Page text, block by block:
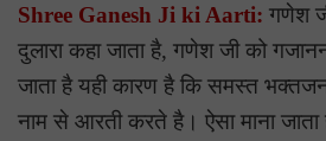
Shree Ganesh Ji ki Aarti: गणेश
दुलारा कहा जाता है, गणेश जी को
जाता है यही कारण है कि समस्त
नाम से आरती करते है। ऐसा माना